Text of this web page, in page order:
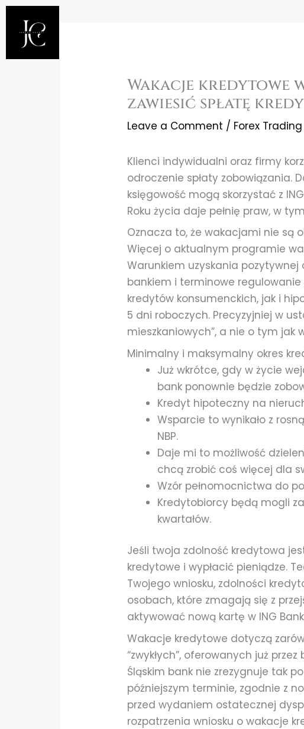
Skip
content
Wakacje kredytowe
zawiesić spłatę
Leave a Comment / Forex Trading
Klienci indywidualni oraz firmy
odroczenie spłaty zobowiązania.
księgowość mogą skorzystać z
Roku życia daje pełnię praw, w
Oznacza to, że wakacjami nie są
Więcej o aktualnym programie
Warunkiem uzyskania
bankiem i terminowe
kredytów konsumenckich, jak i
5 dni roboczych. Precyzyjniej w
mieszkaniowych”, a nie o tym jak
Minimalny i maksymalny okres
Już wkrótce, gdy w życie
bank ponownie będzie
Kredyt hipoteczny na
Wsparcie to wynikało z
NBP.
Daje mi to możliwość
chcą zrobić coś więcej dla
Wzór pełnomocnictwa do
Kredytobiorcy będą mogli
kwartałów.
Jeśli twoja zdolność kredytowa
kredytowe i wypłacić pieniądze.
Twojego wniosku, zdolności
osobach, które zmagają się z
aktywować nową kartę w ING
Wakacje kredytowe dotyczą
“zwykłych”, oferowanych już
Śląskim bank nie zrezygnuje tak
późniejszym terminie, zgodnie z
przed wydaniem ostatecznej
rozpatrzenia wniosku o wakacje